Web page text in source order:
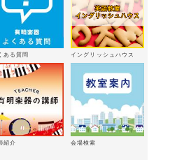
テージ開催しました～
年末年始特別販売企画
年1月9日
ーティー」を開催しま
21日
ある質問 イングリッシュハウス
紹介 会場検索